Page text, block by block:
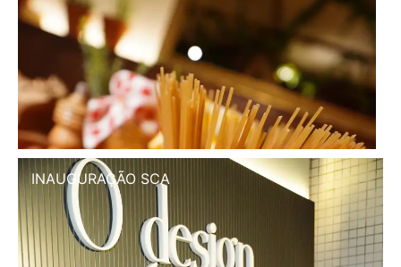
INAUGURAÇÃO SCA